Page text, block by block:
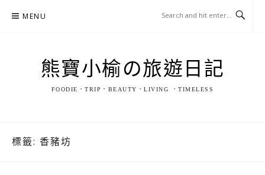
MENU
熊寶小榆の旅遊日記
FOODIE．TRIP．BEAUTY．LIVING ．TIMELESS
標籤: 香豬坊